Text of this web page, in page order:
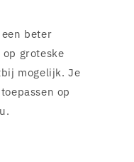
beter
op groteske
mogelijk. Je
op